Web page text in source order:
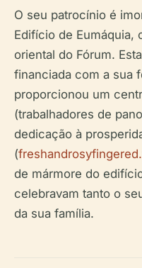
O seu patrocínio é
Edifício de Eumáquia,
oriental do Fórum.
financiada com a sua
proporcionou um
(trabalhadores de
dedicação à
(
de mármore do
celebravam tanto o
da sua família.